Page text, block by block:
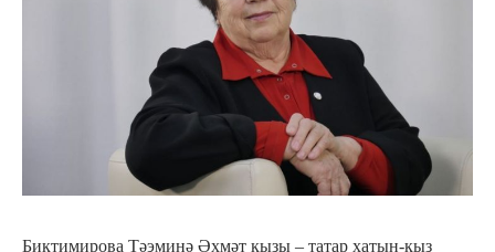
Биктимирова Тәэминә Әхмәт кызы – татар хатын-кыз